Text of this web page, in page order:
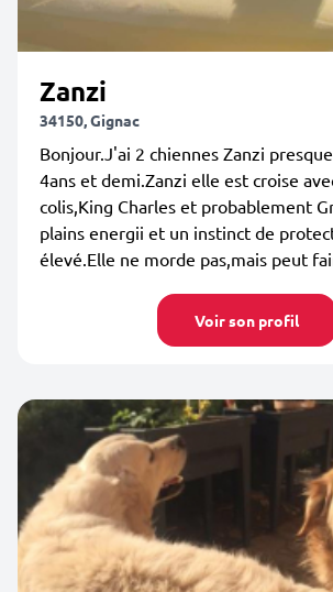
Zanzi
34150, Gignac
Bonjour.J'ai 2 chiennes Zanzi
4ans et demi.Zanzi elle est croise
colis,King Charles et probablement
plains energii et un instinct de
élevé.Elle ne morde pas,mais peut
Voir son profil